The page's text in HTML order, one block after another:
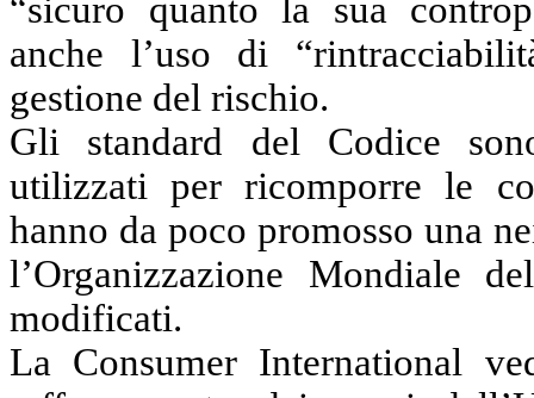
“sicuro quanto la sua
anche l’uso di
gestione del rischio.
Gli standard del Codice
utilizzati per ricomporre le
hanno da poco promosso una
l’Organizzazione Mondiale
modificati.
La Consumer International